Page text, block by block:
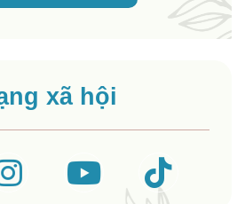
xã hội